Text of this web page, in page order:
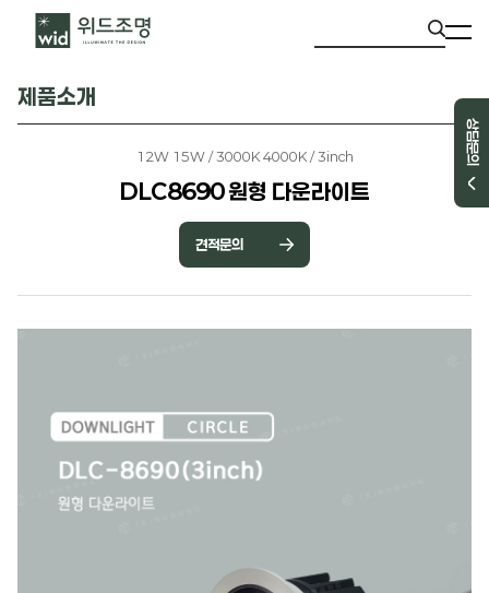
상담문의
제품소개
12W 15W / 3000K 4000K / 3inch
DLC8690 원형 다운라이트
견적문의